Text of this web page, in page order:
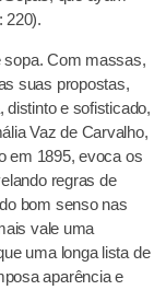
220).
sopa. Com massas,
suas propostas,
distinto e sofisticado,
Vaz de Carvalho,
em 1895, evoca os
regras de
bom senso nas
vale uma
uma longa lista de
aparência e